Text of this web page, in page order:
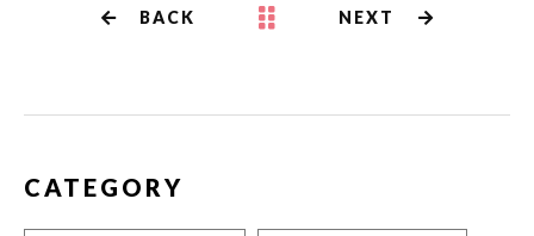
BACK NEXT
CATEGORY